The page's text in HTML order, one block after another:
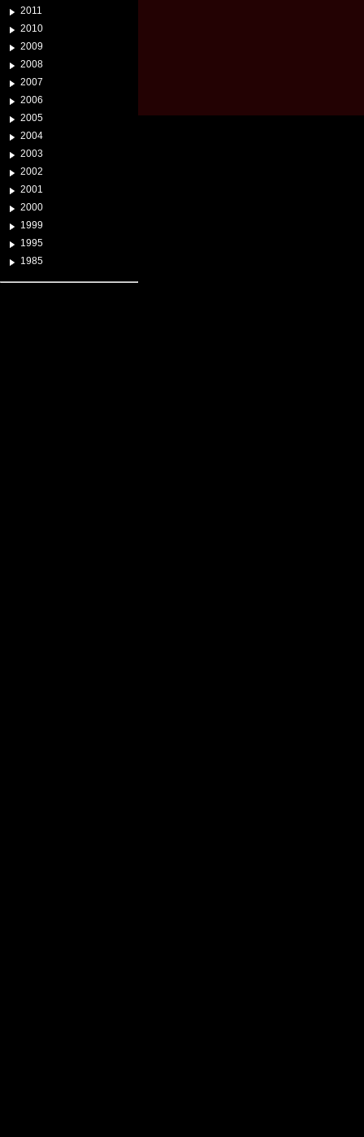
2011
2010
2009
2008
2007
2006
2005
2004
2003
2002
2001
2000
1999
1995
1985